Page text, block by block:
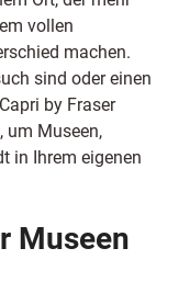
vollen
machen.
sind oder einen
by Fraser
um Museen,
in Ihrem eigenen
Museen